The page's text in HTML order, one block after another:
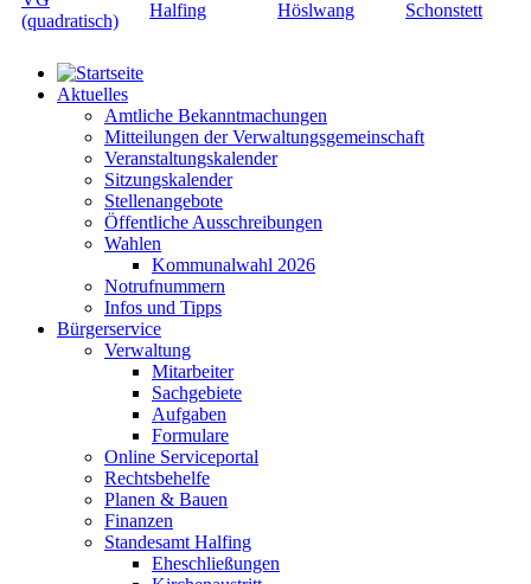
Aktuelles
Amtliche Bekanntmachungen
Mitteilungen der Verwaltungsgemeinschaft
Veranstaltungskalender
Sitzungskalender
Stellenangebote
Öffentliche Ausschreibungen
Wahlen
Kommunalwahl 2026
Notrufnummern
Infos und Tipps
Bürgerservice
Verwaltung
Mitarbeiter
Sachgebiete
Aufgaben
Formulare
Online Serviceportal
Rechtsbehelfe
Planen & Bauen
Finanzen
Standesamt Halfing
Eheschließungen